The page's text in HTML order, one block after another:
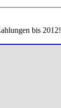
bis 2012!